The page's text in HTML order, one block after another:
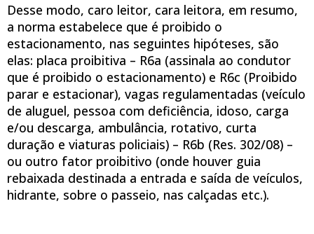
Desse modo, caro leitor, cara leitora, em resumo,
a norma estabelece que é proibido o
estacionamento, nas seguintes hipóteses, são
elas: placa proibitiva – R6a (assinala ao condutor
que é proibido o estacionamento) e R6c (Proibido
parar e estacionar), vagas regulamentadas (veículo
de aluguel, pessoa com deficiência, idoso, carga
e/ou descarga, ambulância, rotativo, curta
duração e viaturas policiais) – R6b (Res. 302/08) –
ou outro fator proibitivo (onde houver guia
rebaixada destinada a entrada e saída de veículos,
hidrante, sobre o passeio, nas calçadas etc.).